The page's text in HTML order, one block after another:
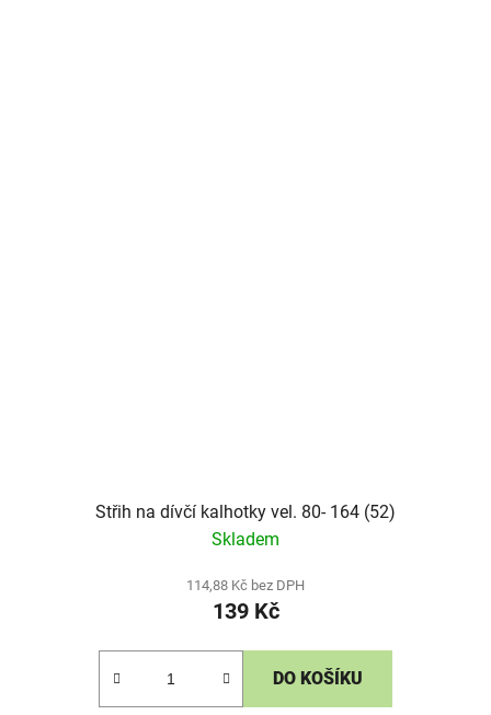
Střih na dívčí kalhotky vel. 80- 164 (52)
Skladem
114,88 Kč bez DPH
139 Kč
DO KOŠÍKU